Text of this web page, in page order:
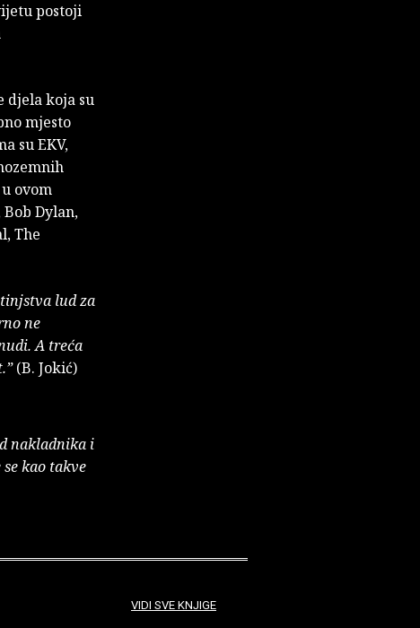
postoji
djela koja su
mjesto
su EKV,
ovom
Dylan,
The
lud za
ne
A treća
(B. Jokić)
nakladnika i
kao takve
VIDI SVE KNJIGE